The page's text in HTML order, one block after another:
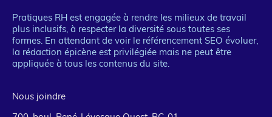
Pratiques RH est engagée à rendre les milieux de travail
plus inclusifs, à respecter la diversité sous toutes ses
formes. En attendant de voir le référencement SEO évoluer,
la rédaction épicène est privilégiée mais ne peut être
appliquée à tous les contenus du site.
Nous joindre